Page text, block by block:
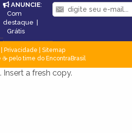
ANUNCIE:
Com
destaque |
Grátis
Privacidade
Sitemap
pelo time do EncontraBrasil
a fresh copy.